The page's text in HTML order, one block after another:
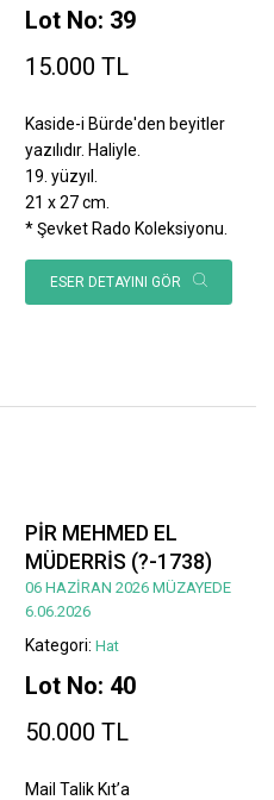
Lot No: 39
15.000 TL
Kaside-i Bürde'den beyitler
yazılıdır. Haliyle.
19. yüzyıl.
21 x 27 cm.
* Şevket Rado Koleksiyonu.
ESER DETAYINI GÖR
PİR MEHMED EL
MÜDERRİS (?-1738)
06 HAZİRAN 2026 MÜZAYEDE
6.06.2026
Kategori: Hat
Lot No: 40
50.000 TL
Mail Talik Kıt’a